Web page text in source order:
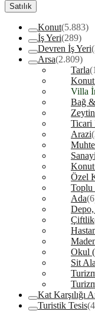
Satılık
Konut(5.883)
İş Yeri(289)
Devren İş Yeri
Arsa(2.809)
Tarla
Konut
Villa
Bağ
Ticari
Arazi
Özel
Toplu
Ada
Çiftlik
Okul
Sit
Kat Karşılığı
Turistik Tesis